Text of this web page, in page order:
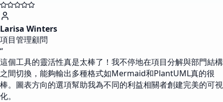
Larisa Winters
項目管理顧問
“
這個工具的靈活性真是太棒了！我不停地在項目分解與部門結構
之間切換，能夠輸出多種格式如Mermaid和PlantUML真的很
棒。圖表方向的選項幫助我為不同的利益相關者創建完美的可視
化。